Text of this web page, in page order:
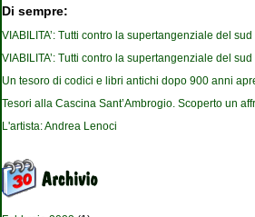
Di sempre:
VIABILITA’: Tutti contro la supertangenziale del
VIABILITA’: Tutti contro la supertangenziale del
Un tesoro di codici e libri antichi dopo 900 anni
Tesori alla Cascina Sant’Ambrogio. Scoperto un
L'artista: Andrea Lenoci